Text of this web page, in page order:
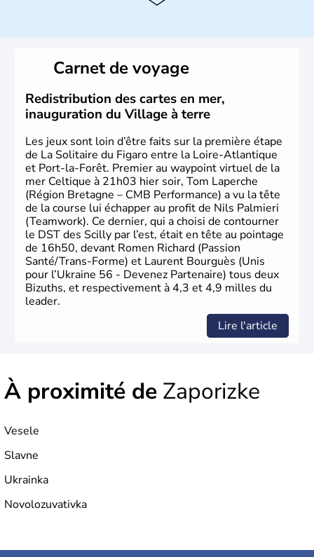
remonte au 24 août 1991. Sébastopol, Karkhov et
Odessa sont les principales villes d'Ukraine.
Carnet de voyage
Redistribution des cartes en mer,
inauguration du Village à terre
Les jeux sont loin d’être faits sur la première étape
de La Solitaire du Figaro entre la Loire-Atlantique
et Port-la-Forêt. Premier au waypoint virtuel de la
mer Celtique à 21h03 hier soir, Tom Laperche
(Région Bretagne – CMB Performance) a vu la tête
de la course lui échapper au profit de Nils Palmieri
(Teamwork). Ce dernier, qui a choisi de contourner
le DST des Scilly par l’est, était en tête au pointage
de 16h50, devant Romen Richard (Passion
Santé/Trans-Forme) et Laurent Bourguès (Unis
pour l’Ukraine 56 - Devenez Partenaire) tous deux
Bizuths, et respectivement à 4,3 et 4,9 milles du
leader.
Lire l'article
À proximité de Zaporizke
Vesele
Slavne
Ukrainka
Novolozuvativka